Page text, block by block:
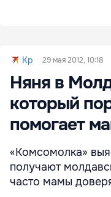
Kp 29 мая 2012, 10:18
Няня в
который
помогает
«Комсомолка»
получают
часто мамы